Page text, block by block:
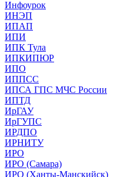
Инфоурок
ИНЭП
ИПАП
ИПИ
ИПК Тула
ИПКИПЮР
ИПО
ИППСС
ИПСА ГПС МЧС России
ИПТД
ИрГАУ
ИрГУПС
ИРДПО
ИРНИТУ
ИРО
ИРО (Самара)
ИРО (Ханты-Манскийск)